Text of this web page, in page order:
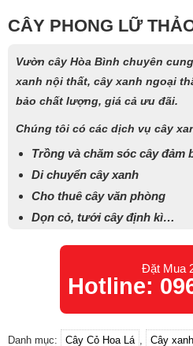
CÂY PHONG LỮ
Vườn cây Hòa Bình chuyên
xanh nội thất, cây xanh ngoại
bảo chất lượng, giá cả ưu đãi.
Chúng tôi có các dịch vụ cây
Trồng và chăm sóc cây đảm
Di chuyển cây xanh
Cho thuê cây văn phòng
Dọn cỏ, tưới cây định kì…
Đặt Mua
Hotline:
Danh mục: Cây Cỏ Hoa Lá , Cây